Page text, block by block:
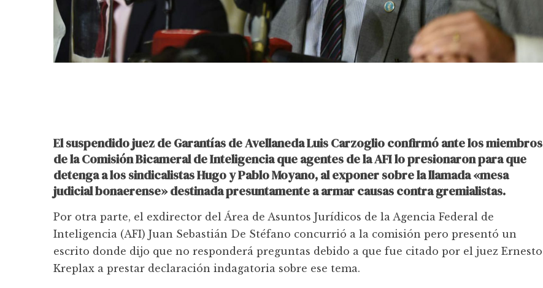
El suspendido juez de Garantías de Avellaneda Luis Carzoglio confirmó ante los miembros
de la Comisión Bicameral de Inteligencia que agentes de la AFI lo presionaron para que
detenga a los sindicalistas Hugo y Pablo Moyano, al exponer sobre la llamada «mesa
judicial bonaerense» destinada presuntamente a armar causas contra gremialistas.
Por otra parte, el exdirector del Área de Asuntos Jurídicos de la Agencia Federal de
Inteligencia (AFI) Juan Sebastián De Stéfano concurrió a la comisión pero presentó un
escrito donde dijo que no responderá preguntas debido a que fue citado por el juez Ernesto
Kreplax a prestar declaración indagatoria sobre ese tema.